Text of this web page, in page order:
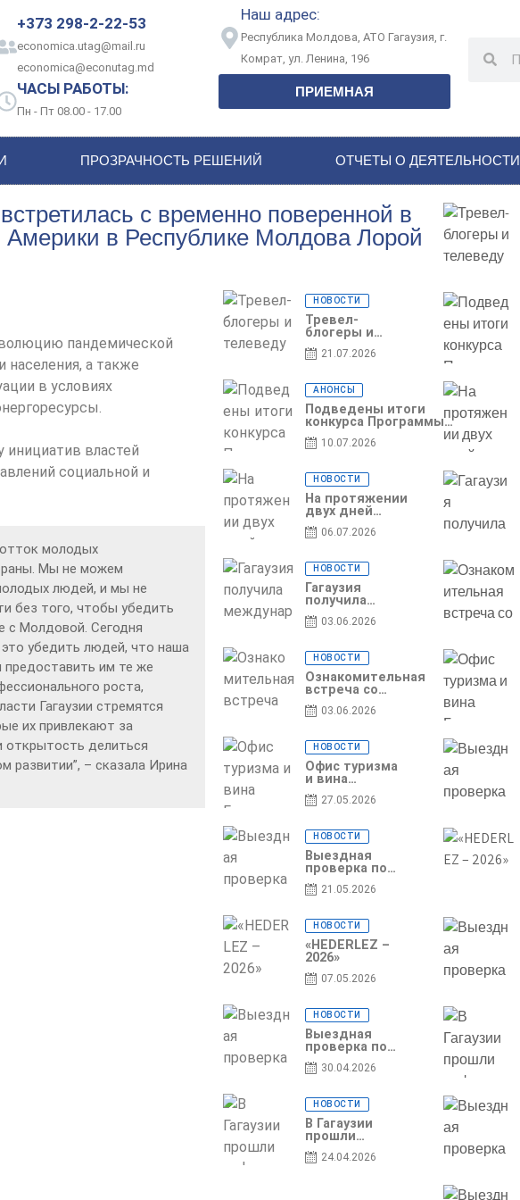
+373 298-2-22-53
economica.utag@mail.ru
economica@econutag.md
ЧАСЫ РАБОТЫ:
Пн - Пт 08.00 - 17.00
Наш адрес:
Республика Молдова, АТО Гагаузия, г.
Комрат, ул. Ленина, 196
ПРИЕМНАЯ
ПРОЗРАЧНОСТЬ РЕШЕНИЙ ОТЧЕТЫ О ДЕЯТЕЛЬНОСТИ
с временно поверенной в
в Республике Молдова Лорой
пандемической
населения, а также
в условиях
властей
социальной и
молодых
Мы не можем
людей, и мы не
без того, чтобы убедить
с Молдовой. Сегодня
убедить людей, что наша
им те же
роста,
Гагаузии стремятся
их привлекают за
открытость делиться
развитии”, – сказала Ирина
НОВОСТИ
Тревел-
блогеры и
телеведущие
из Словении
телевизионный
выпуск о
Гагаузии
21.07.2026
АНОНСЫ
Подведены итоги
конкурса Программы
по предоставлению
грантов субъектам
– 2026
10.07.2026
НОВОСТИ
На протяжении
двух дней
Гагаузия
принимала
Национального
офиса туризма
Республики
Молдова
06.07.2026
НОВОСТИ
Гагаузия
получила
международное
признание в
Culinary Trail
03.06.2026
НОВОСТИ
Ознакомительная
встреча со
студентами
специальности
туризму»
03.06.2026
НОВОСТИ
Офис туризма
и вина
Гагаузии —
участник
конференции
по развитию
туризма
27.05.2026
НОВОСТИ
Выездная
проверка по
вопросам
соблюдения
договоров о
предоставлении
грантов
предприятия
Baurlukhouse
21.05.2026
НОВОСТИ
«HEDERLEZ –
2026»
07.05.2026
НОВОСТИ
Выездная
проверка по
вопросам
соблюдения
договоров о
предоставлении
грантов
предприятия
SRL Grand Nic Oil
Company
30.04.2026
НОВОСТИ
В Гагаузии
прошли
информационные
сессии по
24.04.2026